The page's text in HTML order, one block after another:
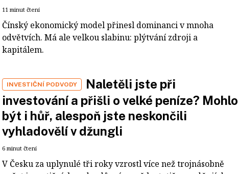
11 minut čtení
Čínský ekonomický model přinesl dominanci v mnoha
odvětvích. Má ale velkou slabinu: plýtvání zdroji a
kapitálem.
INVESTIČNÍ PODVODY
Naletěli jste při
investování a přišli o velké peníze? Mohlo
být i hůř, alespoň jste neskončili
vyhladovělí v džungli
6 minut čtení
V Česku za uplynulé tři roky vzrostl více než trojnásobně